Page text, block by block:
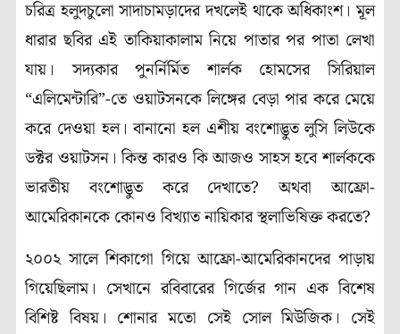
চরিত্র হলুদচুলো সাদাচামড়াদের দখলেই থাকে অধিকাংশ। মূল
ধারার ছবির এই তাকিয়াকালাম নিয়ে পাতার পর পাতা লেখা
যায়। সদ্যকার পুনর্নির্মিত শার্লক হোমসের সিরিয়াল
“এলিমেন্টারি”-তে ওয়াটসনকে লিঙ্গের বেড়া পার করে মেয়ে
করে দেওয়া হল। বানানো হল এশীয় বংশোদ্ভুত লুসি লিউকে
ডক্টর ওয়াটসন। কিন্ত কারও কি আজও সাহস হবে শার্লককে
ভারতীয় বংশোদ্ভুত করে দেখাতে? অথবা আফ্রো-
আমেরিকানকে কোনও বিখ্যাত নায়িকার স্থলাভিষিক্ত করতে?
২০০২ সালে শিকাগো গিয়ে আফ্রো-আমেরিকানদের পাড়ায়
গিয়েছিলাম। সেখানে রবিবারের গির্জের গান এক বিশেষ
বিশিষ্ট বিষয়। শোনার মতো সেই সোল মিউজিক। সেই